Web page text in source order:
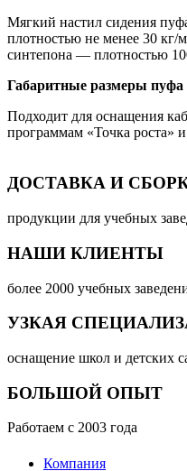
Мягкий настил сидения
плотностью не менее 30
синтепона — плотностью
Габаритные размеры
Подходит для оснащения
программам «Точка роста»
ДОСТАВКА И
продукции для учебных
НАШИ КЛИЕНТЫ
более 2000 учебных
УЗКАЯ
оснащение школ и детских
БОЛЬШОЙ ОПЫТ
Работаем с 2003 года
Компания